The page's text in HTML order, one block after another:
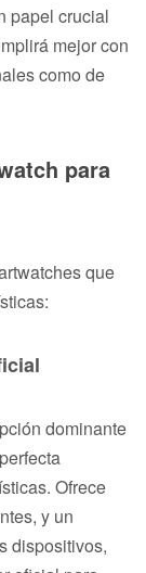
papel crucial
mejor con
como de
para
que
dominante
Ofrece
y un
dispositivos,